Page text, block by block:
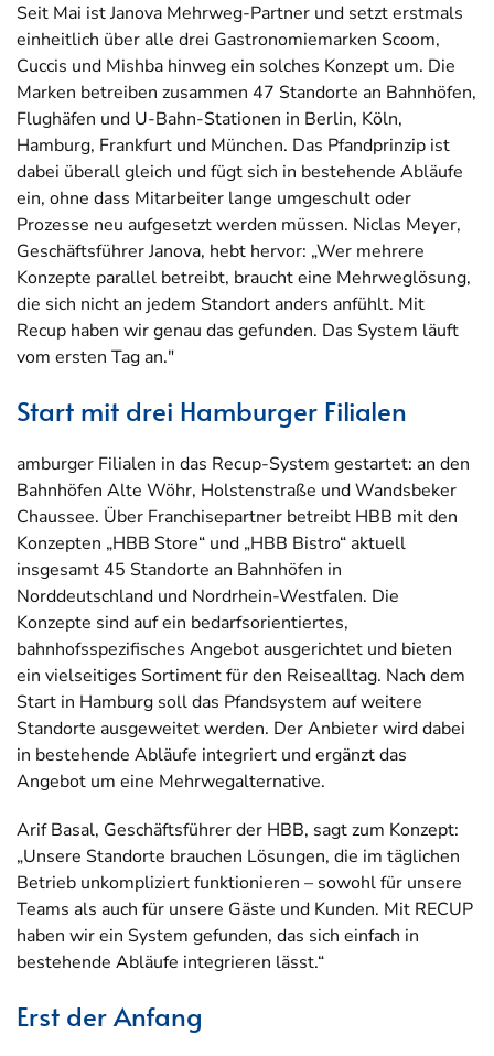
Seit Mai ist Janova Mehrweg-Partner und setzt erstmals
einheitlich über alle drei Gastronomiemarken Scoom,
Cuccis und Mishba hinweg ein solches Konzept um. Die
Marken betreiben zusammen 47 Standorte an Bahnhöfen,
Flughäfen und U-Bahn-Stationen in Berlin, Köln,
Hamburg, Frankfurt und München. Das Pfandprinzip ist
dabei überall gleich und fügt sich in bestehende Abläufe
ein, ohne dass Mitarbeiter lange umgeschult oder
Prozesse neu aufgesetzt werden müssen. Niclas Meyer,
Geschäftsführer Janova, hebt hervor: „Wer mehrere
Konzepte parallel betreibt, braucht eine Mehrweglösung,
die sich nicht an jedem Standort anders anfühlt. Mit
Recup haben wir genau das gefunden. Das System läuft
vom ersten Tag an."
Start mit drei Hamburger Filialen
amburger Filialen in das Recup-System gestartet: an den
Bahnhöfen Alte Wöhr, Holstenstraße und Wandsbeker
Chaussee. Über Franchisepartner betreibt HBB mit den
Konzepten „HBB Store“ und „HBB Bistro“ aktuell
insgesamt 45 Standorte an Bahnhöfen in
Norddeutschland und Nordrhein-Westfalen. Die
Konzepte sind auf ein bedarfsorientiertes,
bahnhofsspezifisches Angebot ausgerichtet und bieten
ein vielseitiges Sortiment für den Reisealltag. Nach dem
Start in Hamburg soll das Pfandsystem auf weitere
Standorte ausgeweitet werden. Der Anbieter wird dabei
in bestehende Abläufe integriert und ergänzt das
Angebot um eine Mehrwegalternative.
Arif Basal, Geschäftsführer der HBB, sagt zum Konzept:
„Unsere Standorte brauchen Lösungen, die im täglichen
Betrieb unkompliziert funktionieren – sowohl für unsere
Teams als auch für unsere Gäste und Kunden. Mit RECUP
haben wir ein System gefunden, das sich einfach in
bestehende Abläufe integrieren lässt.“
Erst der Anfang